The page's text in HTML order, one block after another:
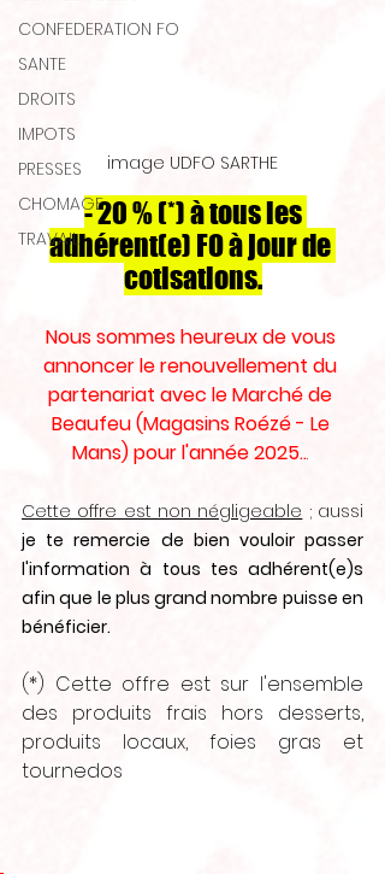
CONFEDERATION FO
SANTE
DROITS
IMPOTS
PRESSES
CHOMAGE
TRAVAIL
image UDFO SARTHE
- 20 % (*) à tous les
adhérent(e) FO à jour de
cotisations.
Nous sommes heureux de vous
annoncer le renouvellement du
partenariat avec le Marché de
Beaufeu (Magasins Roézé - Le
Mans) pour l'année 2025...
Cette offre est non négligeable
je te remercie de bien vouloir passer
l'information à tous tes adhérent(e)s
afin que le plus grand nombre puisse en
bénéficier.
(*) Cette offre est sur l'ensemble
des produits frais hors desserts,
produits locaux, foies gras et
tournedos